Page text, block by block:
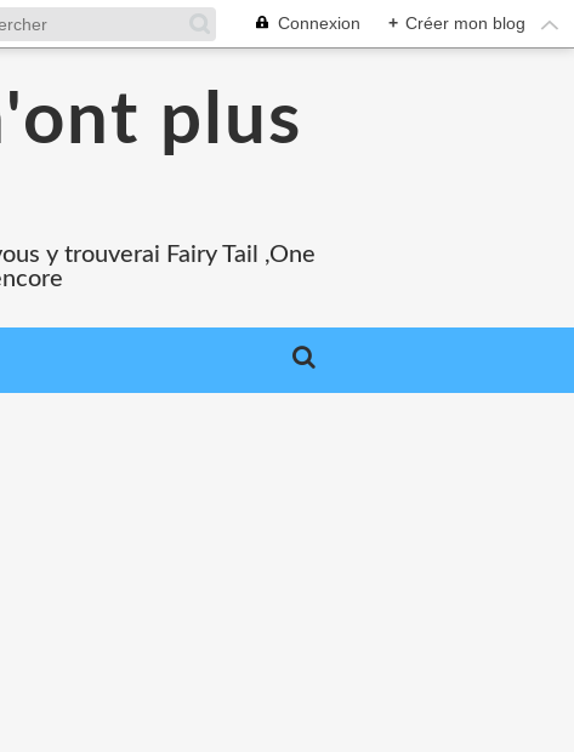
Connexion + Créer mon blog
plus
y trouverai Fairy Tail ,One